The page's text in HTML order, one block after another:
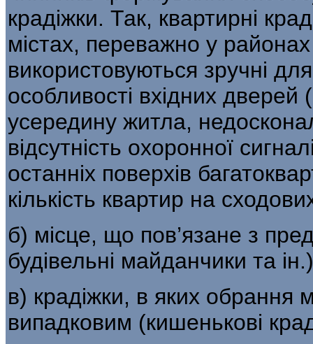
крадіжки. Так, квартирні
містах, переважно у
використовуються зручні
особливості вхідних дверей
усередину житла,
відсутність охоронної
останніх поверхів
кількість квартир на
б) місце, що пов’язане з
будівельні майданчики та
в) крадіжки, в яких обрання
ви­падковим (кишенькові